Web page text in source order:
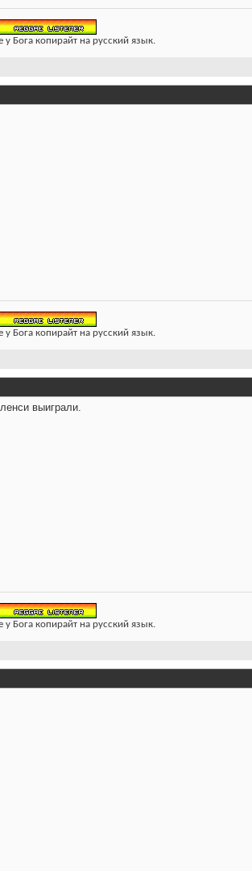
у Бога копирайт на русский язык.
у Бога копирайт на русский язык.
выиграли.
у Бога копирайт на русский язык.